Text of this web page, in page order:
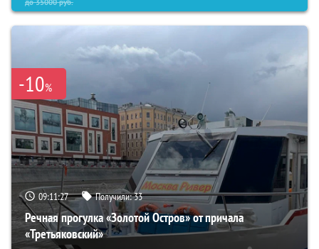
-10%
09:11:26 Получили:33
Речная прогулка «Золотой Остров» от причала
«Третьяковский»